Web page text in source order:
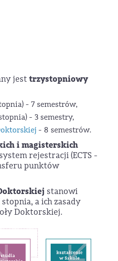
jest trzystopniowy
- 7 semestrów,
- 3 semestry,
- 8 semestrów.
i magisterskich
rejestracji (ECTS -
punktów
stanowi
a ich zasady
Doktorskiej.